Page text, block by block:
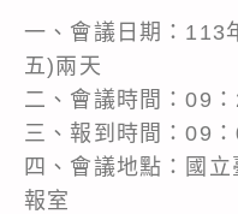
一、會議日期：113
五)兩天
二、會議時間：09
三、報到時間：09
四、會議地點：國
報室